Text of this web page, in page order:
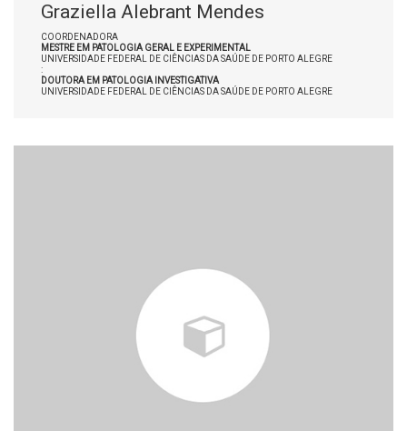
Graziella Alebrant Mendes
COORDENADORA
MESTRE EM PATOLOGIA GERAL E EXPERIMENTAL
UNIVERSIDADE FEDERAL DE CIÊNCIAS DA SAÚDE DE PORTO ALEGRE
:
DOUTORA EM PATOLOGIA INVESTIGATIVA
UNIVERSIDADE FEDERAL DE CIÊNCIAS DA SAÚDE DE PORTO ALEGRE